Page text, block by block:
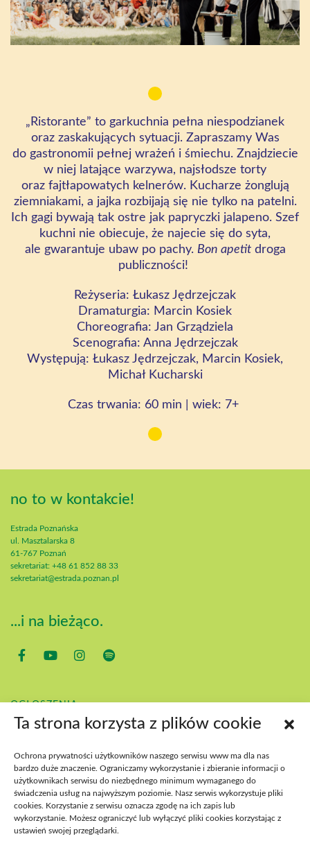
Ta strona korzysta z plików cookie
Ochrona prywatności użytkowników naszego serwisu www ma dla nas
bardzo duże znaczenie. Ograniczamy wykorzystanie i zbieranie informacji o
użytkownikach serwisu do niezbędnego minimum wymaganego do
świadczenia usług na najwyższym poziomie. Nasz serwis wykorzystuje pliki
cookies. Korzystanie z serwisu oznacza zgodę na ich zapis lub
wykorzystanie. Możesz ograniczyć lub wyłączyć pliki cookies korzystając z
ustawień swojej przeglądarki.
„Ristorante” to garkuchnia pełna niespodzianek
oraz zaskakujących sytuacji. Zapraszamy Was
do gastronomii pełnej wrażeń i śmiechu. Znajdziecie
w niej latające warzywa, najsłodsze torty
oraz fajtłapowatych kelnerów. Kucharze żonglują
ziemniakami, a jajka rozbijają się nie tylko na patelni.
Ich gagi bywają tak ostre jak papryczki jalapeno. Szef
kuchni nie obiecuje, że najecie się do syta,
ale gwarantuje ubaw po pachy. Bon apetitdroga
publiczności!
Reżyseria: Łukasz Jędrzejczak
Dramaturgia: Marcin Kosiek
Choreografia: Jan Grządziela
Scenografia: Anna Jędrzejczak
Występują: Łukasz Jędrzejczak, Marcin Kosiek,
Michał Kucharski
Czas trwania: 60 min | wiek: 7+
no to w kontakcie!
Estrada Poznańska
ul. Masztalarska 8
61-767 Poznań
sekretariat: +48 61 852 88 33
sekretariat@estrada.poznan.pl
...i na bieżąco.
OGŁOSZENIA
KONTAKT
BIP
DEKLARACJA DOSTĘPNOŚCI
DOSTĘPNOŚĆ WYDARZEŃ